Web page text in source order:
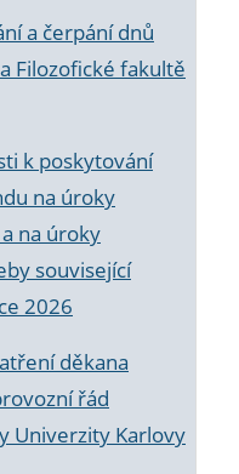
a čerpání dnů
Filozofické fakultě
k poskytování
na úroky
na úroky
související
2026
děkana
řád
Univerzity Karlovy